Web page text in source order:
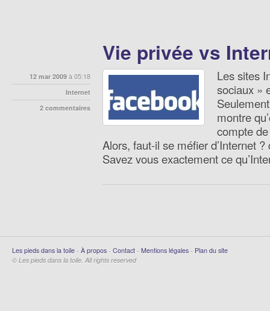
Vie privée vs
12 mar 2009 à 05:18
Internet
2 commentaires
Les sites
sociaux »
montre
compte
Alors, faut-il se méfier d’Internet
Savez vous exactement ce
Les pieds dans la toile - À propos - Contact - Mentions légales - Plan du site
© Les pieds dans la toile. All rights reserved